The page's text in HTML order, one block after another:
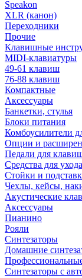
Speakon
XLR (канон)
Переходники
Прочие
Клавишные
MIDI-клавиатуры
49-61 клавиш
76-88 клавиш
Компактные
Аксессуары
Банкетки, стулья
Блоки питания
Комбоусилители
Опции и
Педали для
Средства для ухода
Стойки и
Чехлы, кейсы,
Акустические
Аксессуары
Пианино
Рояли
Синтезаторы
Домашние
Синтезаторы с